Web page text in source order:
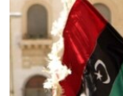
MULTIMEDIA
VIDEO
FOTOQALEREYA
RADIO ARXIV
OXU ZALI
HAQQIMIZDA